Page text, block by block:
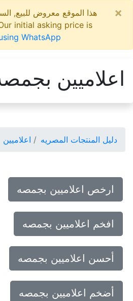
initial asking price is
using WhatsApp
اعلاميين بجمصه
دليل المنتجات المصريه اعلاميين
ارخص اعلاميين بجمصه
افخم اعلاميين بجمصه
أحسن اعلاميين بجمصه
أضخم اعلاميين بجمصه